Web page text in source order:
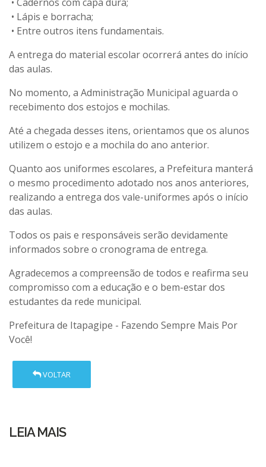
• Lápis e borracha;
• Entre outros itens fundamentais.
A entrega do material escolar ocorrerá antes do início
das aulas.
No momento, a Administração Municipal aguarda o
recebimento dos estojos e mochilas.
Até a chegada desses itens, orientamos que os alunos
utilizem o estojo e a mochila do ano anterior.
Quanto aos uniformes escolares, a Prefeitura manterá
o mesmo procedimento adotado nos anos anteriores,
realizando a entrega dos vale-uniformes após o início
das aulas.
Todos os pais e responsáveis serão devidamente
informados sobre o cronograma de entrega.
Agradecemos a compreensão de todos e reafirma seu
compromisso com a educação e o bem-estar dos
estudantes da rede municipal.
Prefeitura de Itapagipe - Fazendo Sempre Mais Por
Você!
VOLTAR
LEIA MAIS